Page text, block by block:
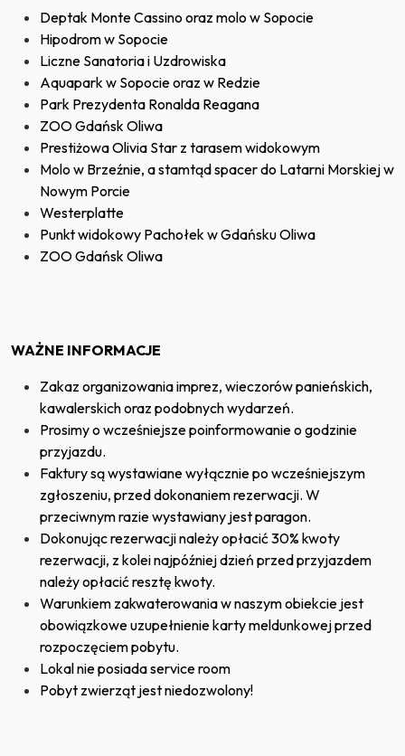
Deptak Monte Cassino oraz molo w Sopocie
Hipodrom w Sopocie
Liczne Sanatoria i Uzdrowiska
Aquapark w Sopocie oraz w Redzie
Park Prezydenta Ronalda Reagana
ZOO Gdańsk Oliwa
Prestiżowa Olivia Star z tarasem widokowym
Molo w Brzeźnie, a stamtąd spacer do Latarni Morskiej w
Nowym Porcie
Westerplatte
Punkt widokowy Pachołek w Gdańsku Oliwa
ZOO Gdańsk Oliwa
WAŻNE INFORMACJE
Zakaz organizowania imprez, wieczorów panieńskich,
kawalerskich oraz podobnych wydarzeń.
Prosimy o wcześniejsze poinformowanie o godzinie
przyjazdu.
Faktury są wystawiane wyłącznie po wcześniejszym
zgłoszeniu, przed dokonaniem rezerwacji. W
przeciwnym razie wystawiany jest paragon.
Dokonując rezerwacji należy opłacić 30% kwoty
rezerwacji, z kolei najpóźniej dzień przed przyjazdem
należy opłacić resztę kwoty.
Warunkiem zakwaterowania w naszym obiekcie jest
obowiązkowe uzupełnienie karty meldunkowej przed
rozpoczęciem pobytu.
Lokal nie posiada service room
Pobyt zwierząt jest niedozwolony!